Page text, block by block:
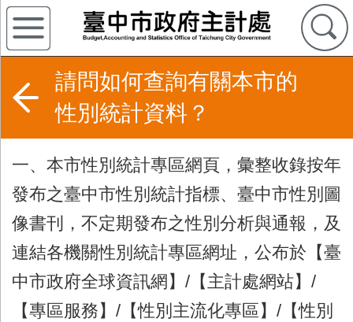
請問如何查詢有關本市的
性別統計資料？
一、本市性別統計專區網頁，彙整收錄按年
發布之臺中市性別統計指標、臺中市性別圖
像書刊，不定期發布之性別分析與通報，及
連結各機關性別統計專區網址，公布於【臺
中市政府全球資訊網】/【主計處網站】/
【專區服務】/【性別主流化專區】/【性別